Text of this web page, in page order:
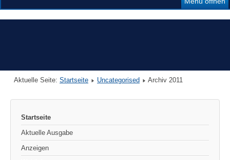
Aktuelle Seite: Startseite Uncategorised Archiv 2011
Startseite
Aktuelle Ausgabe
Anzeigen